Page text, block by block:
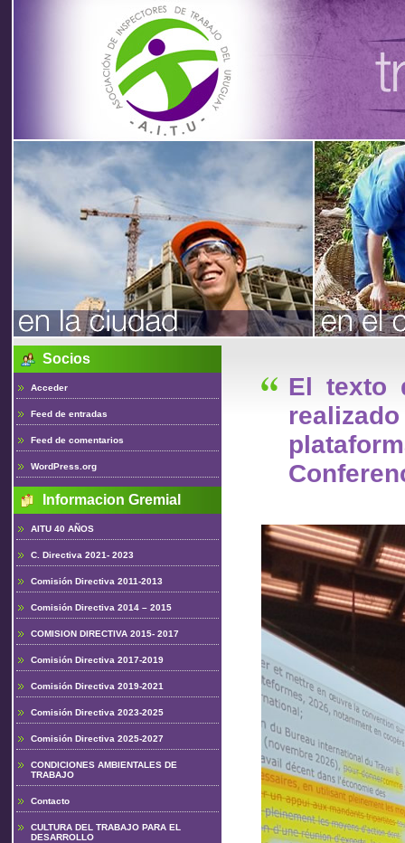
Asociación
de
Inspectores
de Trabajo
del UruguayEl texto
Socios
Acceder
Feed de entradas
Feed de comentarios
WordPress.org
Informacion Gremial
AITU 40 AÑOS
C. Directiva 2021- 2023
Comisión Directiva 2011-2013
Comisión Directiva 2014 – 2015
COMISION DIRECTIVA 2015- 2017
Comisión Directiva 2017-2019
Comisión Directiva 2019-2021
Comisión Directiva 2023-2025
Comisión Directiva 2025-2027
CONDICIONES AMBIENTALES DE
TRABAJO
Contacto
CULTURA DEL TRABAJO PARA EL
DESARROLLO